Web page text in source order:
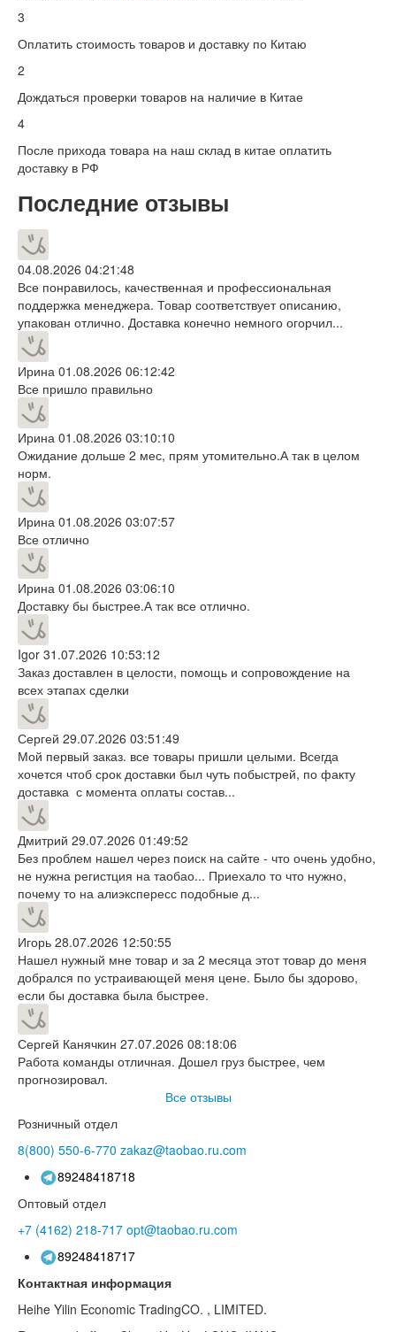
3
Оплатить стоимость товаров и доставку по Китаю
2
Дождаться проверки товаров на наличие в Китае
4
После прихода товара на наш склад в китае оплатить
доставку в РФ
Последние отзывы
04.08.2026 04:21:48
Все понравилось, качественная и профессиональная
поддержка менеджера. Товар соответствует описанию,
упакован отлично. Доставка конечно немного огорчил...
Ирина 01.08.2026 06:12:42
Все пришло правильно
Ирина 01.08.2026 03:10:10
Ожидание дольше 2 мес, прям утомительно.А так в целом
норм.
Ирина 01.08.2026 03:07:57
Все отлично
Ирина 01.08.2026 03:06:10
Доставку бы быстрее.А так все отлично.
Igor 31.07.2026 10:53:12
Заказ доставлен в целости, помощь и сопровождение на
всех этапах сделки
Сергей 29.07.2026 03:51:49
Мой первый заказ. все товары пришли целыми. Всегда
хочется чтоб срок доставки был чуть побыстрей, по факту
доставка с момента оплаты состав...
Дмитрий 29.07.2026 01:49:52
Без проблем нашел через поиск на сайте - что очень удобно,
не нужна регистция на таобао... Приехало то что нужно,
почему то на алиэкспересс подобные д...
Игорь 28.07.2026 12:50:55
Нашел нужный мне товар и за 2 месяца этот товар до меня
добрался по устраивающей меня цене. Было бы здорово,
если бы доставка была быстрее.
Сергей Канячкин 27.07.2026 08:18:06
Работа команды отличная. Дошел груз быстрее, чем
прогнозировал.
Все отзывы
Розничный отдел
8(800) 550-6-770 zakaz@taobao.ru.com
89248418718
Оптовый отдел
+7 (4162) 218-717 opt@taobao.ru.com
89248418717
Контактная информация
Heihe Yilin Economic TradingCO. , LIMITED.